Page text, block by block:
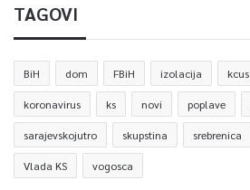
TAGOVI
BiH dom FBiH izolacija kcus
koronavirus ks novi poplave
sarajevskojutro skupstina srebrenica
Vlada KS vogosca